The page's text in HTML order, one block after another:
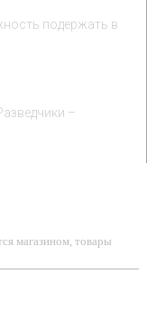
подержать в
–
магазином, товары